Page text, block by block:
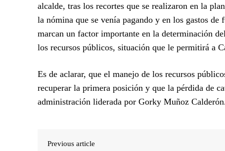
alcalde, tras los recortes que se realizaron en la
la nómina que se venía pagando y en los gastos de
marcan un factor importante en la determinación
los recursos públicos, situación que le permitirá a
Es de aclarar, que el manejo de los recursos
recuperar la primera posición y que la pérdida de
administración liderada por Gorky Muñoz
Previous article